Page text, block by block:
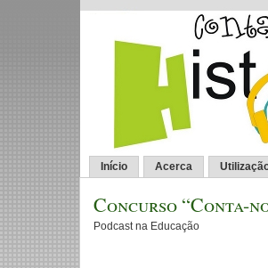
Início Acerca
Concurso “Conta-
Podcast na Educação